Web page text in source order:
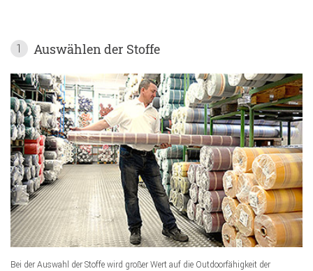
1 Auswählen der Stoffe
Bei der Auswahl der Stoffe wird großer Wert auf die Outdoorfähigkeit der